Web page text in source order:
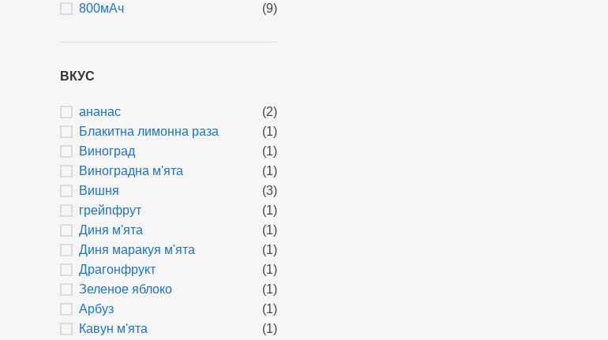
800мАч
(9)
ВКУС
ананас
(2)
Блакитна лимонна раза
(1)
Виноград
(1)
Виноградна м'ята
(1)
Вишня
(3)
грейпфрут
(1)
Диня м'ята
(1)
Диня маракуя м'ята
(1)
Драгонфрукт
(1)
Зеленое яблоко
(1)
Арбуз
(1)
Кавун м'ята
(1)